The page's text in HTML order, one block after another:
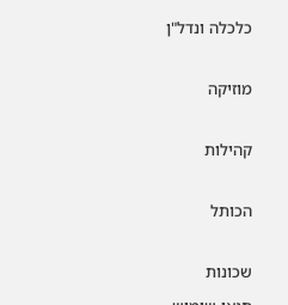
כלכלה ונדל"ן
מוזיקה
קהילות
הכותל
שכונות